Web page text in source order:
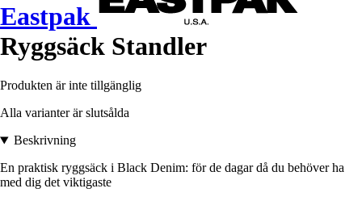
Eastpak
Ryggsäck Standler
Produkten är inte tillgänglig
Alla varianter är slutsålda
Beskrivning
En praktisk ryggsäck i Black Denim: för de dagar då du behöver ha
med dig det viktigaste